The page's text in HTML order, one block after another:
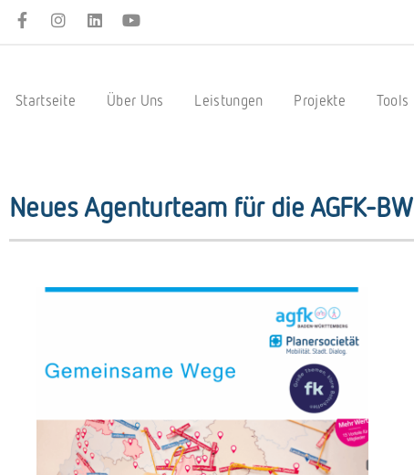
Startseite Über Uns Leistungen Projekte Tools
Neues Agenturteam für die AGFK-BW